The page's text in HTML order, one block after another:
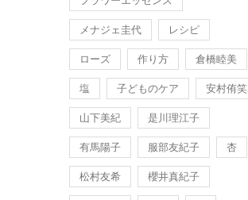
メナジェ圭代 レシピ
ローズ 作り方 倉橋睦美
塩 子どものケア 安村侑笑
山下美紀 是川理江子
有馬陽子 服部友紀子 杏
松村友希 櫻井真紀子